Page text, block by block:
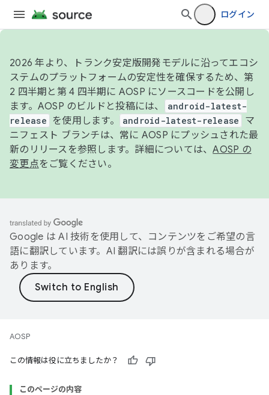
ログイン
2026 年より、トランク安定版開発モデルに沿ってエコシ
ステムのプラットフォームの安定性を確保するため、第
2 四半期と第 4 四半期に AOSP にソースコードを公開し
ます。AOSP のビルドと投稿には、
android-latest-
release
を使用します。 android-latest-release
マ
ニフェスト ブランチは、常に AOSP にプッシュされた最
新のリリースを参照します。詳細については、AOSP の
変更点をご覧ください。
Google は AI 技術を使用して、コンテンツをご希望の言
語に翻訳しています。AI 翻訳には誤りが含まれる場合が
あります。
AOSP
この情報は役に立ちましたか？
このページの内容